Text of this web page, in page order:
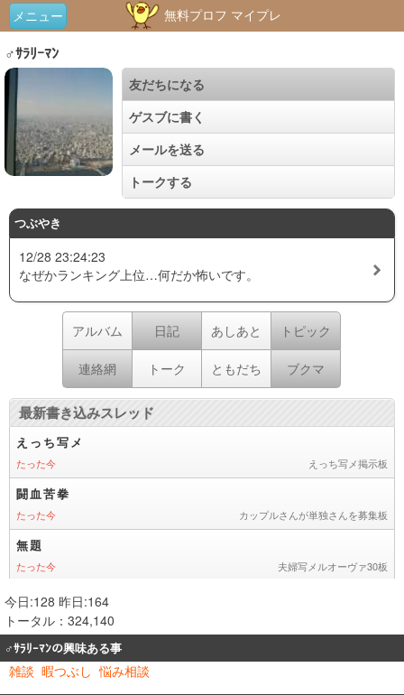
メニュー 無料プロフ マイプレ
♂ｻﾗﾘｰﾏﾝ
友だちになる
ゲスブに書く
メールを送る
トークする
つぶやき
12/28 23:24:23
なぜかランキング上位…何だか怖いです。
アルバム 日記 あしあと トピック
連絡網 トーク ともだち ブクマ
今日:128 昨日:164
トータル：324,140
♂ｻﾗﾘｰﾏﾝの興味ある事
雑談 暇つぶし 悩み相談